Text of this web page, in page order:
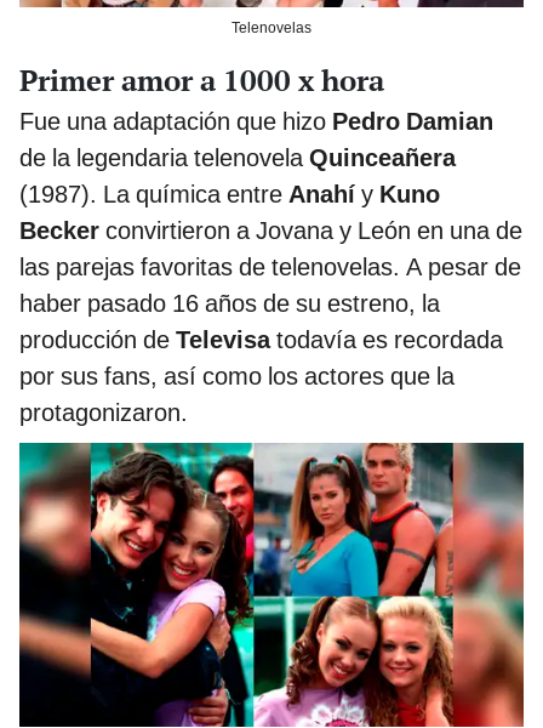
Telenovelas
Primer amor a 1000 x hora
Fue una adaptación que hizo Pedro Damian
de la legendaria telenovelaQuinceañera
(1987). La química entre Anahí y Kuno
Becker convirtieron a Jovana y León en una de
las parejas favoritas de telenovelas. A pesar de
haber pasado 16 años de su estreno, la
producción de Televisatodavía es recordada
por sus fans, así como los actores que la
protagonizaron.